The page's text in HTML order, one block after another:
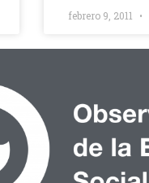
febrero 9, 2011